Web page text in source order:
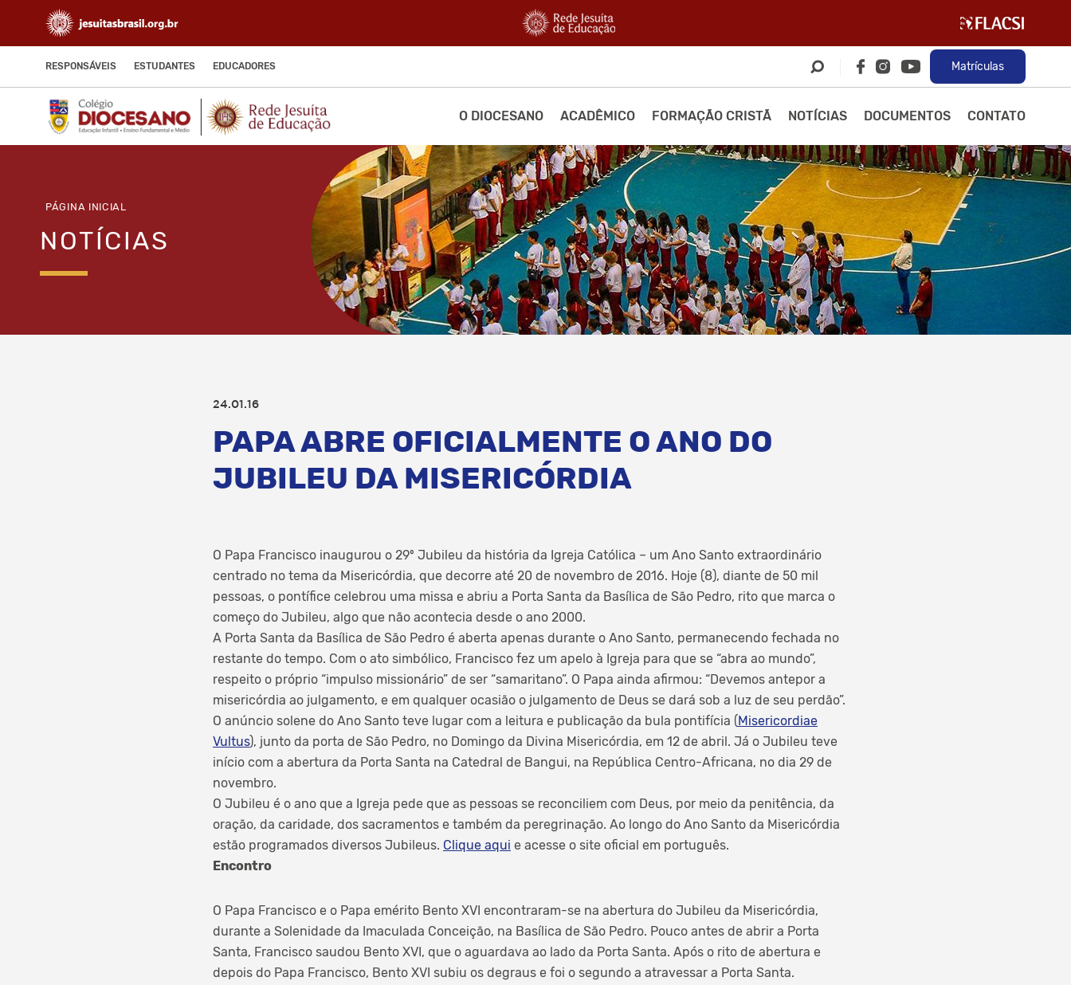
RESPONSÁVEIS ESTUDANTES EDUCADORES Matrículas
O DIOCESANO ACADÊMICO FORMAÇÃO CRISTÃ NOTÍCIAS DOCUMENTOS CONTATO
PÁGINA INICIAL
NOTÍCIAS
24.01.16
PAPA ABRE OFICIALMENTE O ANO DO
JUBILEU DA MISERICÓRDIA
O Papa Francisco inaugurou o 29º Jubileu da história da Igreja Católica – um Ano Santo extraordinário
centrado no tema da Misericórdia, que decorre até 20 de novembro de 2016. Hoje (8), diante de 50 mil
pessoas, o pontífice celebrou uma missa e abriu a Porta Santa da Basílica de São Pedro, rito que marca o
começo do Jubileu, algo que não acontecia desde o ano 2000.
A Porta Santa da Basílica de São Pedro é aberta apenas durante o Ano Santo, permanecendo fechada no
restante do tempo. Com o ato simbólico, Francisco fez um apelo à Igreja para que se “abra ao mundo”,
respeito o próprio “impulso missionário” de ser “samaritano”. O Papa ainda afirmou: “Devemos antepor a
misericórdia ao julgamento, e em qualquer ocasião o julgamento de Deus se dará sob a luz de seu perdão”.
O anúncio solene do Ano Santo teve lugar com a leitura e publicação da bula pontifícia ( Misericordiae
Vultus), junto da porta de São Pedro, no Domingo da Divina Misericórdia, em 12 de abril. Já o Jubileu teve
início com a abertura da Porta Santa na Catedral de Bangui, na República Centro-Africana, no dia 29 de
novembro.
O Jubileu é o ano que a Igreja pede que as pessoas se reconciliem com Deus, por meio da penitência, da
oração, da caridade, dos sacramentos e também da peregrinação. Ao longo do Ano Santo da Misericórdia
estão programados diversos Jubileus. Clique aqui e acesse o site oficial em português.
Encontro
O Papa Francisco e o Papa emérito Bento XVI encontraram-se na abertura do Jubileu da Misericórdia,
durante a Solenidade da Imaculada Conceição, na Basílica de São Pedro. Pouco antes de abrir a Porta
Santa, Francisco saudou Bento XVI, que o aguardava ao lado da Porta Santa. Após o rito de abertura e
depois do Papa Francisco, Bento XVI subiu os degraus e foi o segundo a atravessar a Porta Santa.